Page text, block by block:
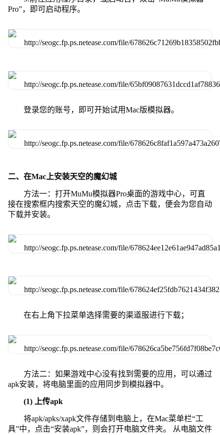
Pro”，即可启动程序。
登录您的账号，即可开始试用Mac版模拟器。
二、在Mac上安装天空的魔幻城
方法一：打开MuMu模拟器Pro桌面的游戏中心，可直
接在搜索框内搜索天空的魔幻城，点击下载，便会为您自动
下载并安装。
在右上角下拉菜单选择需要的渠道服进行下载；
方法二：如果游戏中心没有找到需要的应用，可以通过
apk安装，将电脑里面的应用同步到模拟器中。
(1) 上传apk
将apk/apks/xapk文件存储到电脑上，在Mac菜单栏“工
具”中，点击“安装apk”，则会打开电脑文件夹。 从电脑文件